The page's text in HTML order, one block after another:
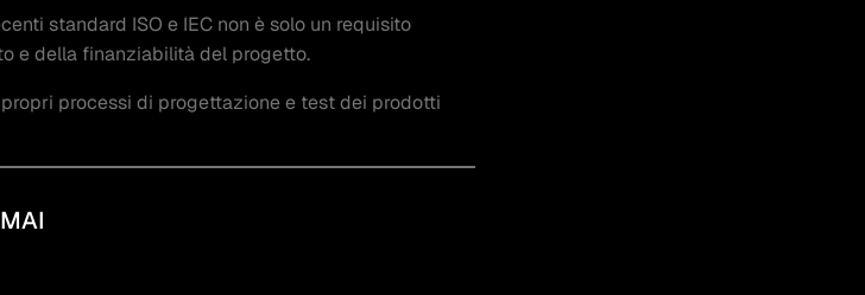
standard ISO e IEC non è solo un requisito
e della finanziabilità del progetto.
processi di progettazione e test dei prodotti